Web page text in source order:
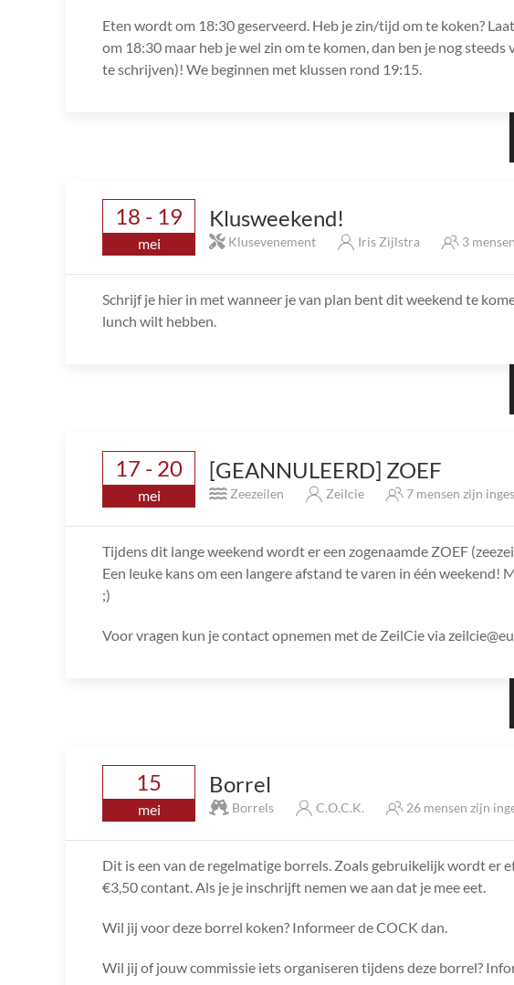
Eten wordt om 18:30 geserveerd. Heb je zin/tijd om te koken?
om 18:30 maar heb je wel zin om te komen, dan ben je nog
te schrijven)! We beginnen met klussen rond 19:15.
18 - 19
mei
Klusweekend!
Klusevenement Iris Zijlstra 3
Schrijf je hier in met wanneer je van plan bent dit weekend te
lunch wilt hebben.
17 - 20
mei
[GEANNULEERD] ZOEF
Zeezeilen Zeilcie 7 mensen zijn
Tijdens dit lange weekend wordt er een zogenaamde ZOEF
Een leuke kans om een langere afstand te varen in één weekend!
;)
Voor vragen kun je contact opnemen met de ZeilCie via
15
mei
Borrel
Borrels C.O.C.K. 26 mensen zijn
Dit is een van de regelmatige borrels. Zoals gebruikelijk wordt er
€3,50 contant. Als je je inschrijft nemen we aan dat je mee eet.
Wil jij voor deze borrel koken? Informeer de COCK dan.
Wil jij of jouw commissie iets organiseren tijdens deze borrel?